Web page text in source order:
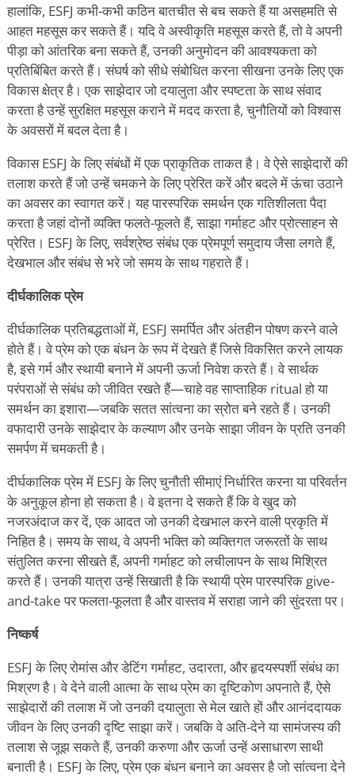
हालांकि, ESFJ कभी-कभी कठिन बातचीत से बच सकते हैं या असहमति से
आहत महसूस कर सकते हैं। यदि वे अस्वीकृति महसूस करते हैं, तो वे अपनी
पीड़ा को आंतरिक बना सकते हैं, उनकी अनुमोदन की आवश्यकता को
प्रतिबिंबित करते हैं। संघर्ष को सीधे संबोधित करना सीखना उनके लिए एक
विकास क्षेत्र है। एक साझेदार जो दयालुता और स्पष्टता के साथ संवाद
करता है उन्हें सुरक्षित महसूस कराने में मदद करता है, चुनौतियों को विश्वास
के अवसरों में बदल देता है।
विकास ESFJ के लिए संबंधों में एक प्राकृतिक ताकत है। वे ऐसे साझेदारों की
तलाश करते हैं जो उन्हें चमकने के लिए प्रेरित करें और बदले में ऊंचा उठाने
का अवसर का स्वागत करें। यह पारस्परिक समर्थन एक गतिशीलता पैदा
करता है जहां दोनों व्यक्ति फलते-फूलते हैं, साझा गर्माहट और प्रोत्साहन से
प्रेरित। ESFJ के लिए, सर्वश्रेष्ठ संबंध एक प्रेमपूर्ण समुदाय जैसा लगते हैं,
देखभाल और संबंध से भरे जो समय के साथ गहराते हैं।
दीर्घकालिक प्रेम
दीर्घकालिक प्रतिबद्धताओं में, ESFJ समर्पित और अंतहीन पोषण करने वाले
होते हैं। वे प्रेम को एक बंधन के रूप में देखते हैं जिसे विकसित करने लायक
है, इसे गर्म और स्थायी बनाने में अपनी ऊर्जा निवेश करते हैं। वे सार्थक
परंपराओं से संबंध को जीवित रखते हैं—चाहे वह साप्ताहिक ritual हो या
समर्थन का इशारा—जबकि सतत सांत्वना का स्रोत बने रहते हैं। उनकी
वफादारी उनके साझेदार के कल्याण और उनके साझा जीवन के प्रति उनकी
समर्पण में चमकती है।
दीर्घकालिक प्रेम में ESFJ के लिए चुनौती सीमाएं निर्धारित करना या परिवर्तन
के अनुकूल होना हो सकता है। वे इतना दे सकते हैं कि वे खुद को
नजरअंदाज कर दें, एक आदत जो उनकी देखभाल करने वाली प्रकृति में
निहित है। समय के साथ, वे अपनी भक्ति को व्यक्तिगत जरूरतों के साथ
संतुलित करना सीखते हैं, अपनी गर्माहट को लचीलापन के साथ मिश्रित
करते हैं। उनकी यात्रा उन्हें सिखाती है कि स्थायी प्रेम पारस्परिक give-
and-take पर फलता-फूलता है और वास्तव में सराहा जाने की सुंदरता पर।
निष्कर्ष
ESFJ के लिए रोमांस और डेटिंग गर्माहट, उदारता, और हृदयस्पर्शी संबंध का
मिश्रण है। वे देने वाली आत्मा के साथ प्रेम का दृष्टिकोण अपनाते हैं, ऐसे
साझेदारों की तलाश में जो उनकी दयालुता से मेल खाते हों और आनंददायक
जीवन के लिए उनकी दृष्टि साझा करें। जबकि वे अति-देने या सामंजस्य की
तलाश से जूझ सकते हैं, उनकी करुणा और ऊर्जा उन्हें असाधारण साथी
बनाती है। ESFJ के लिए, प्रेम एक बंधन बनाने का अवसर है जो सांत्वना देने